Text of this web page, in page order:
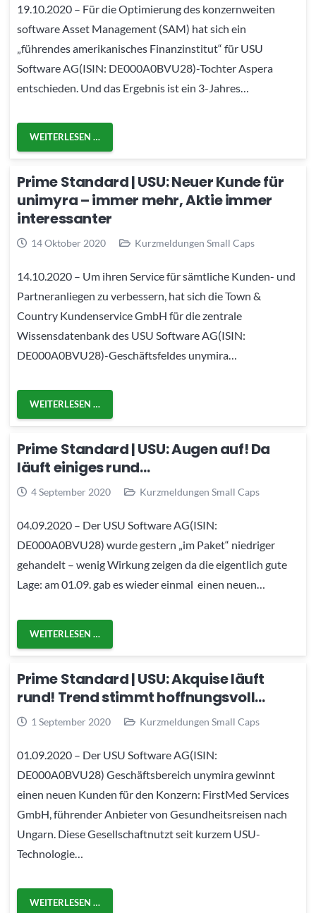
19.10.2020 – Für die Optimierung des konzernweiten
software Asset Management (SAM) hat sich ein
„führendes amerikanisches Finanzinstitut“ für USU
Software AG(ISIN: DE000A0BVU28)-Tochter Aspera
entschieden. Und das Ergebnis ist ein 3-Jahres…
WEITERLESEN …
Prime Standard | USU: Neuer Kunde für
unimyra – immer mehr, Aktie immer
interessanter
14 Oktober 2020 Kurzmeldungen Small Caps
14.10.2020 – Um ihren Service für sämtliche Kunden- und
Partneranliegen zu verbessern, hat sich die Town &
Country Kundenservice GmbH für die zentrale
Wissensdatenbank des USU Software AG(ISIN:
DE000A0BVU28)-Geschäftsfeldes unymira…
WEITERLESEN …
Prime Standard | USU: Augen auf! Da
läuft einiges rund…
4 September 2020 Kurzmeldungen Small Caps
04.09.2020 – Der USU Software AG(ISIN:
DE000A0BVU28) wurde gestern „im Paket“ niedriger
gehandelt – wenig Wirkung zeigen da die eigentlich gute
Lage: am 01.09. gab es wieder einmal einen neuen…
WEITERLESEN …
Prime Standard | USU: Akquise läuft
rund! Trend stimmt hoffnungsvoll…
1 September 2020 Kurzmeldungen Small Caps
01.09.2020 – Der USU Software AG(ISIN:
DE000A0BVU28) Geschäftsbereich unymira gewinnt
einen neuen Kunden für den Konzern: FirstMed Services
GmbH, führender Anbieter von Gesundheitsreisen nach
Ungarn. Diese Gesellschaftnutzt seit kurzem USU-
Technologie…
WEITERLESEN …